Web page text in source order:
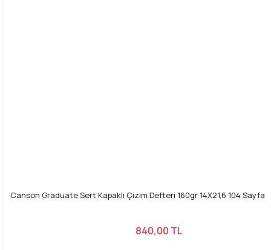
Canson Graduate Sert Kapaklı Çizim Defteri 160gr 14X21,6 104 Sayfa
840,00 TL